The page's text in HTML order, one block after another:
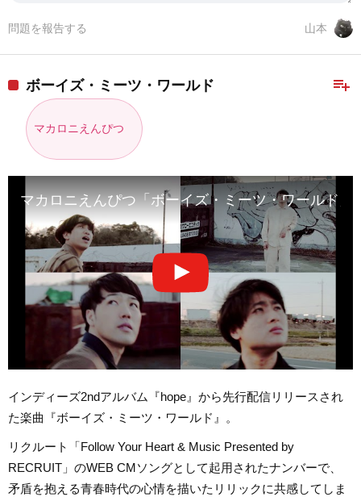
山本
問題を報告する
playlist_add
ボーイズ・ミーツ・ワールド
マカロニえんぴつ
マカロニえんぴつ「ボーイズ・ミーツ・ワールド」
インディーズ2ndアルバム『hope』から先行配信リリースされ
た楽曲『ボーイズ・ミーツ・ワールド』。
リクルート「Follow Your Heart & Music Presented by
RECRUIT」のWEB CMソングとして起用されたナンバーで、
矛盾を抱える青春時代の心情を描いたリリックに共感してしま